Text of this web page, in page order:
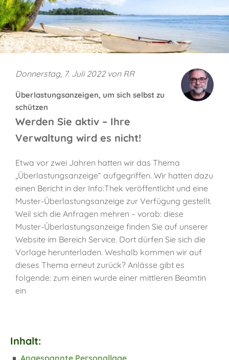
Donnerstag, 7. Juli 2022 von RR
Überlastungsanzeigen, um sich selbst zu
schützen
Werden Sie aktiv – Ihre
Verwaltung wird es nicht!
Etwa vor zwei Jahren hatten wir das Thema
„Überlastungsanzeige“ aufgegriffen. Wir hatten dazu
einen Bericht in der Info:Thek veröffentlicht und eine
Muster-Überlastungsanzeige zur Verfügung gestellt.
Weil sich die Anfragen mehren – vorab: diese
Muster-Überlastungsanzeige finden Sie auf unserer
Website im Bereich Service. Dort dürfen Sie sich die
Vorlage herunterladen. Weshalb kommen wir auf
dieses Thema erneut zurück? Anlässe gibt es
folgende: zum einen wurde einer mittleren Beamtin
ein
Inhalt:
Angespannte Personallage